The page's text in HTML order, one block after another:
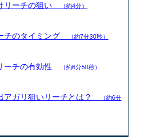
リーチの狙い （約4分）
チのタイミング （約7分30秒）
ーチの有効性 （約6分50秒）
アガリ狙いリーチとは？
（約6分